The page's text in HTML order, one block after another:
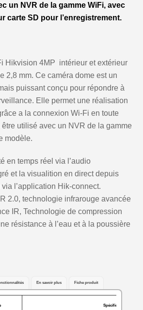
un NVR de la gamme WiFi, avec
carte SD pour l’enregistrement.
Hikvision 4MP intérieur et extérieur
2,8 mm. Ce caméra dome est un
puissant conçu pour répondre à
Elle permet une réalisation
a la connexion Wi-Fi en toute
utilisé avec un NVR de la gamme
modèle.
en temps réel via l’audio
et la visualition en direct depuis
l’application Hik-connect.
2.0, technologie infrarouge avancée
IR, Technologie de compression
résistance à l’eau et à la poussière
En savoir plus Fiche produit
Spécification